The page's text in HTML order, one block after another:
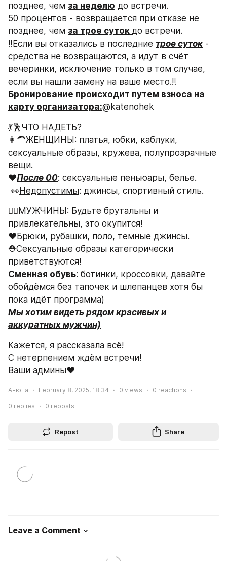
позднее, чем за неделю до встречи.
50 процентов - возвращается при отказе не
позднее, чем за трое суток до встречи.
‼️Если вы отказались в последние трое суток -
средства не возвращаются, а идут в счёт
вечеринки, исключение только в том случае,
если вы нашли замену на ваше место.‼️
Бронирование происходит путем взноса на
карту организатора:@katenohek
💃🕺ЧТО НАДЕТЬ?
👩‍🦱ЖЕНЩИНЫ: платья, юбки, каблуки,
сексуальные образы, кружева, полупрозрачные
вещи.
❤️После 00: сексуальные пеньюары, белье.
👀Недопустимы: джинсы, спортивный стиль.
🧔‍♂МУЖЧИНЫ: Будьте брутальны и
привлекательны, это окупится!
❤️Брюки, рубашки, поло, темные джинсы.
⛑Сексуальные образы категорически
приветствуются!
Сменная обувь: ботинки, кроссовки, давайте
обойдёмся без тапочек и шлепанцев хотя бы
пока идёт программа)
Мы хотим видеть рядом красивых и
аккуратных мужчин)
Кажется, я рассказала всё!
С нетерпением ждём встречи!
Ваши админы❤️
Анюта February 8, 2025, 18:34 0 views 0 reactions
0 replies 0 reposts
Repost Share
Leave a Comment